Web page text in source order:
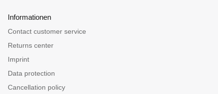
Informationen
Contact customer service
Returns center
Imprint
Data protection
Cancellation policy